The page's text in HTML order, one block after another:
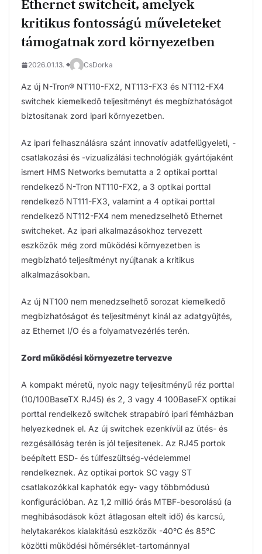
Ethernet switcheit, amelyek
kritikus fontosságú műveleteket
támogatnak zord környezetben
2026.01.13. CsDorka
Az új N-Tron® NT110-FX2, NT113-FX3 és NT112-FX4
switchek kiemelkedő teljesítményt és megbízhatóságot
biztosítanak zord ipari környezetben.
Az ipari felhasználásra szánt innovatív adatfelügyeleti, -
csatlakozási és -vizualizálási technológiák gyártójaként
ismert HMS Networks bemutatta a 2 optikai porttal
rendelkező N-Tron NT110-FX2, a 3 optikai porttal
rendelkező NT111-FX3, valamint a 4 optikai porttal
rendelkező NT112-FX4 nem menedzselhető Ethernet
switcheket. Az ipari alkalmazásokhoz tervezett
eszközök még zord működési környezetben is
megbízható teljesítményt nyújtanak a kritikus
alkalmazásokban.
Az új NT100 nem menedzselhető sorozat kiemelkedő
megbízhatóságot és teljesítményt kínál az adatgyűjtés,
az Ethernet I/O és a folyamatvezérlés terén.
Zord működési környezetre tervezve
A kompakt méretű, nyolc nagy teljesítményű réz porttal
(10/100BaseTX RJ45) és 2, 3 vagy 4 100BaseFX optikai
porttal rendelkező switchek strapabíró ipari fémházban
helyezkednek el. Az új switchek ezenkívül az ütés- és
rezgésállóság terén is jól teljesítenek. Az RJ45 portok
beépített ESD- és túlfeszültség-védelemmel
rendelkeznek. Az optikai portok SC vagy ST
csatlakozókkal kaphatók egy- vagy többmódusú
konfigurációban. Az 1,2 millió órás MTBF-besorolású (a
meghibásodások közt átlagosan eltelt idő) és karcsú,
helytakarékos kialakítású eszközök -40°C és 85°C
közötti működési hőmérséklet-tartománnyal